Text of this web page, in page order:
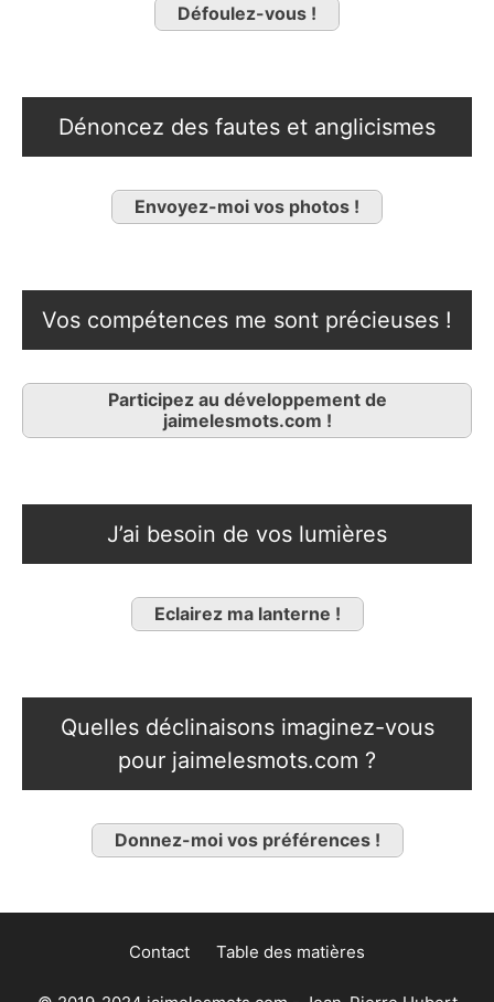
Défoulez-vous !
Dénoncez des fautes et anglicismes
Envoyez-moi vos photos !
Vos compétences me sont précieuses !
Participez au développement de
jaimelesmots.com !
J’ai besoin de vos lumières
Eclairez ma lanterne !
Quelles déclinaisons imaginez-vous
pour jaimelesmots.com ?
Donnez-moi vos préférences !
Contact Table des matières